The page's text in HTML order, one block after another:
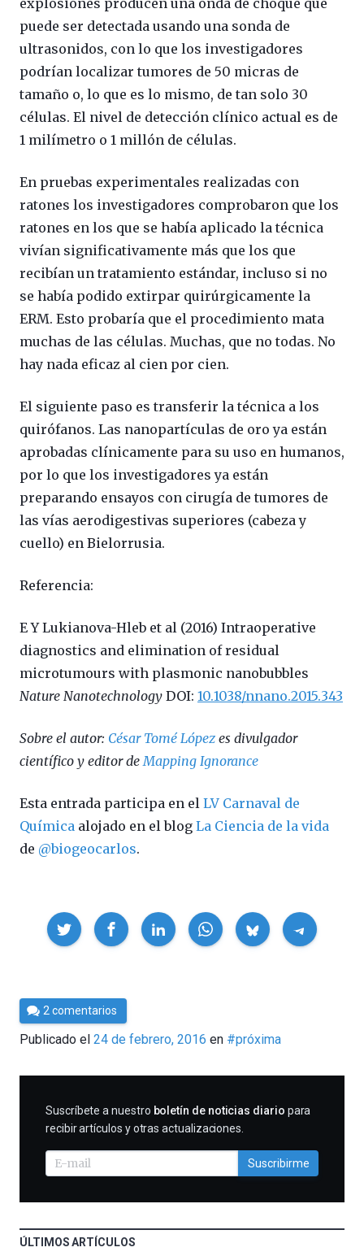
puede ser detectada usando una sonda de
ultrasonidos, con lo que los investigadores
podrían localizar tumores de 50 micras de
tamaño o, lo que es lo mismo, de tan solo 30
células. El nivel de detección clínico actual es de
1 milímetro o 1 millón de células.
En pruebas experimentales realizadas con
ratones los investigadores comprobaron que los
ratones en los que se había aplicado la técnica
vivían significativamente más que los que
recibían un tratamiento estándar, incluso si no
se había podido extirpar quirúrgicamente la
ERM. Esto probaría que el procedimiento mata
muchas de las células. Muchas, que no todas. No
hay nada eficaz al cien por cien.
El siguiente paso es transferir la técnica a los
quirófanos. Las nanopartículas de oro ya están
aprobadas clínicamente para su uso en humanos,
por lo que los investigadores ya están
preparando ensayos con cirugía de tumores de
las vías aerodigestivas superiores (cabeza y
cuello) en Bielorrusia.
Referencia:
E Y Lukianova-Hleb et al (2016) Intraoperative
diagnostics and elimination of residual
microtumours with plasmonic nanobubbles
Nature Nanotechnology DOI: 10.1038/nnano.2015.343
Sobre el autor: César Tomé López es divulgador
científico y editor de Mapping Ignorance
Esta entrada participa en el LV Carnaval de
Química alojado en el blog La Ciencia de la vida
de @biogeocarlos.
Compartir
Por
César
Tomé
2 comentarios
Publicado el 24 de febrero, 2016 en #próxima
SUSCRIBIRME
Suscríbete a nuestro boletín de noticias diario para
recibir artículos y otras actualizaciones.
Suscribirme
ÚLTIMOS ARTÍCULOS